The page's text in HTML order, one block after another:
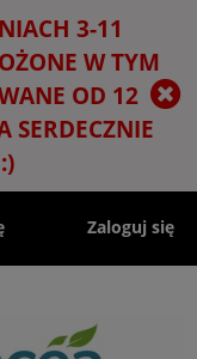
3-11
W TYM
OD 12
SERDECZNIE
Zaloguj się